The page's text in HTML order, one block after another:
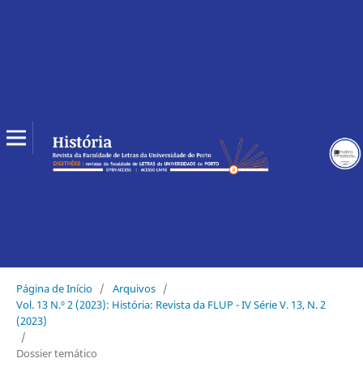
Página de Início / Arquivos /
Vol. 13 N.º 2 (2023): História: Revista da FLUP - IV Série V. 13, N. 2
(2023)
/
Dossier temático